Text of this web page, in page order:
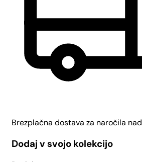
Brezplačna dostava za naročila nad
Dodaj v svojo kolekcijo